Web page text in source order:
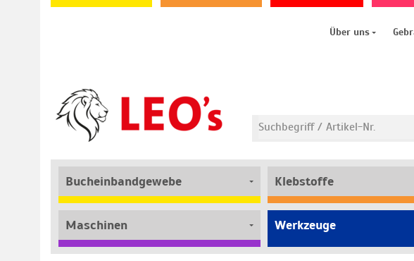
Über uns
Bucheinbandgewebe Klebstoffe
Maschinen Werkzeuge